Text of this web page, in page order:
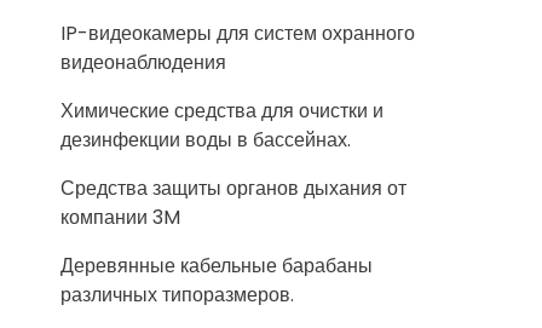
IP-видеокамеры для систем охранного
видеонаблюдения
Химические средства для очистки и
дезинфекции воды в бассейнах.
Средства защиты органов дыхания от
компании 3M
Деревянные кабельные барабаны
различных типоразмеров.